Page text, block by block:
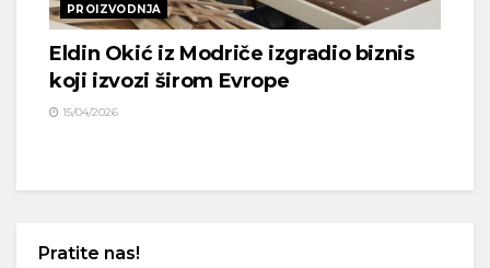
PROIZVODNJA
Eldin Okić iz Modriče izgradio biznis
koji izvozi širom Evrope
15/04/2026
Pratite nas!